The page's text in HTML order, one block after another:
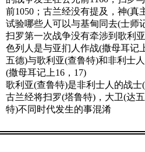
前1050；古兰经没有提及，神(真
试验哪些人可以与基甸同去(士师
扫罗第一次战争没有牵涉到歌利
色列人是与亚扪人作战(撒母耳记
五德)与歌利亚(查鲁特)和非利士
(撒母耳记上16，17)
歌利亚(查鲁特)是非利士人的战士
古兰经将扫罗(塔鲁特)，大卫(达
特)不同时代发生的事混淆